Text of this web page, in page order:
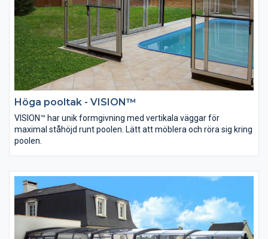
Höga pooltak - VISION™
VISION™ har unik formgivning med vertikala väggar för
maximal ståhöjd runt poolen. Lätt att möblera och röra sig kring
poolen.